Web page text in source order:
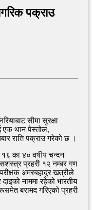
पक्राउ
सीमा सुरक्षा
एक थान पेस्तोल,
राति पक्राउ गरेको छ ।
१६ का ४० वर्षीय चन्दन
प्रहरी १२ नम्बर गण
अमरबहादुर खत्रीले
नाममा रहेको भारतीय
बरामद गरिएको प्रहरी